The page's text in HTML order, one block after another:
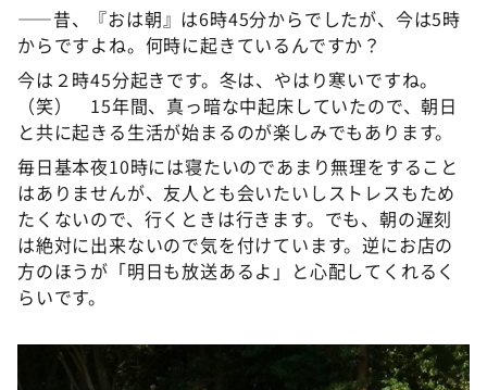
――昔、『おは朝』は6時45分からでしたが、今は5時
からですよね。何時に起きているんですか？
今は２時45分起きです。冬は、やはり寒いですね。
（笑） 15年間、真っ暗な中起床していたので、朝日
と共に起きる生活が始まるのが楽しみでもあります。
毎日基本夜10時には寝たいのであまり無理をすること
はありませんが、友人とも会いたいしストレスもため
たくないので、行くときは行きます。でも、朝の遅刻
は絶対に出来ないので気を付けています。逆にお店の
方のほうが「明日も放送あるよ」と心配してくれるく
らいです。